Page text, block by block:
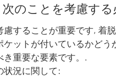
のことを考慮す
することが重要です, 着
ケットが付いているかどう
き重要な要素です。.
状況に関して: